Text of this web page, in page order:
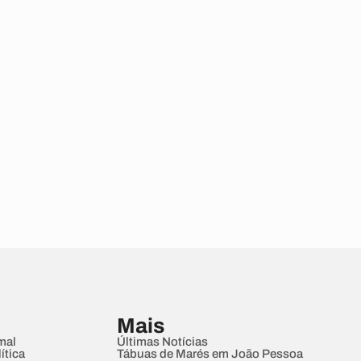
Mais
Últimas Notícias
Tábuas de Marés em João Pessoa